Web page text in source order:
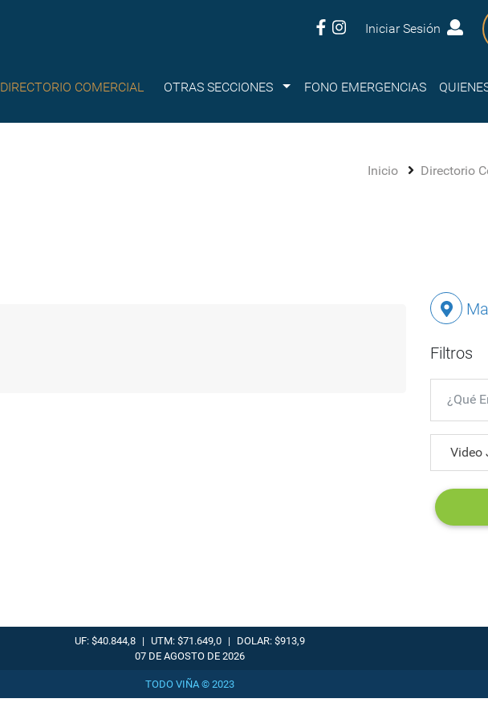
Iniciar Sesión
DIRECTORIO COMERCIAL OTRAS SECCIONES Submenu
FONO EMERGENCIAS
Inicio Directorio
Filtros
Video
UF: $40.844,8 | UTM: $71.649,0 |
DOLAR: $913,9
07 DE AGOSTO DE 2026
TODO VIÑA © 2023